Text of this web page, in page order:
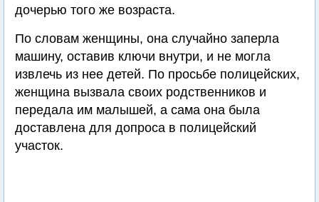
дочерью того же возраста.
По словам женщины, она случайно заперла
машину, оставив ключи внутри, и не могла
извлечь из нее детей. По просьбе полицейских,
женщина вызвала своих родственников и
передала им малышей, а сама она была
доставлена для допроса в полицейский
участок.